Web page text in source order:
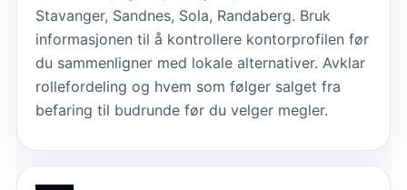
Stavanger, Sandnes, Sola, Randaberg. Bruk
informasjonen til å kontrollere kontorprofilen før
du sammenligner med lokale alternativer. Avklar
rollefordeling og hvem som følger salget fra
befaring til budrunde før du velger megler.